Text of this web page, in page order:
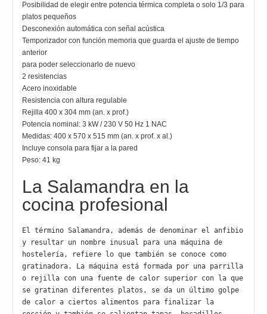
Posibilidad de elegir entre potencia térmica completa o solo 1/3 para
platos pequeños
Desconexión automática con señal acústica
Temporizador con función memoria que guarda el ajuste de tiempo
anterior
para poder seleccionarlo de nuevo
2 resistencias
Acero inoxidable
Resistencia con altura regulable
Rejilla 400 x 304 mm (an. x prof.)
Potencia nominal: 3 kW / 230 V 50 Hz 1 NAC
Medidas: 400 x 570 x 515 mm (an. x prof. x al.)
Incluye consola para fijar a la pared
Peso: 41 kg
La Salamandra en la
cocina profesional
El término Salamandra, además de denominar el anfibio
y resultar un nombre inusual para una máquina de
hostelería, refiere lo que también se conoce como
gratinadora. La máquina está formada por una parrilla
o rejilla con una fuente de calor superior con la que
se gratinan diferentes platos, se da un último golpe
de calor a ciertos alimentos para finalizar la